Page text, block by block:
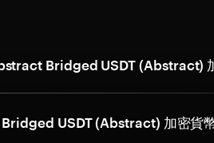
Bridged USDT (Abstract)
USDT (Abstract) 加密貨